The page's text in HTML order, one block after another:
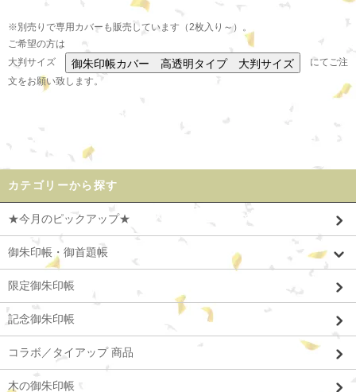
※別売りで専用カバーも販売しています（2枚入り～）。
ご希望の方は
大判サイズ
にてご注
文をお願い致します。
カテゴリーから探す
★今月のピックアップ★
御朱印帳・御首題帳
限定御朱印帳
記念御朱印帳
コラボ／タイアップ 商品
木の御朱印帳